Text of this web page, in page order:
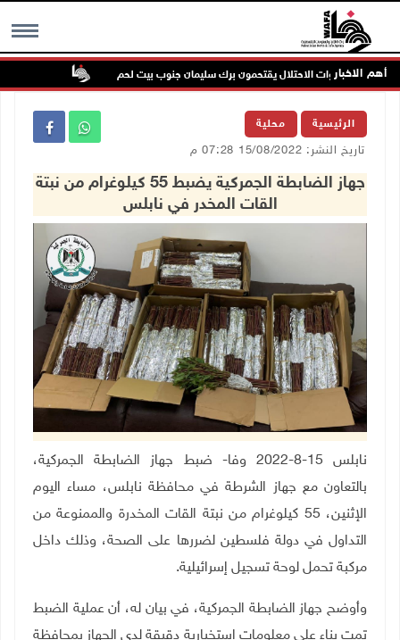
MENU أهم الاخبار
بحماية قوات الاحتلال يقتحمون برك سليمان جنوب بيت لحم
الرئيسية محلية
تاريخ النشر: 15/08/2022 07:28 م
جهاز الضابطة الجمركية يضبط 55 كيلوغرام من نبتة
القات المخدر في نابلس
نابلس 15-8-2022 وفا- ضبط جهاز الضابطة الجمركية،
بالتعاون مع جهاز الشرطة في محافظة نابلس، مساء اليوم
الإثنين، 55 كيلوغرام من نبتة القات المخدرة والممنوعة من
التداول في دولة فلسطين لضررها على الصحة، وذلك داخل
مركبة تحمل لوحة تسجيل إسرائيلية.
وأوضح جهاز الضابطة الجمركية، في بيان له، أن عملية الضبط
تمت بناء على معلومات استخبارية دقيقة لدى الجهاز بمحافظة